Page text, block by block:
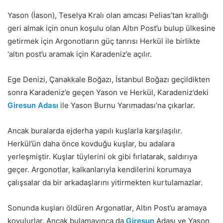
Yason (İason), Teselya Kralı olan amcası Pelias’tan krallığı
geri almak için onun koşulu olan Altın Post’u bulup ülkesine
getirmek için Argonotların güç tanrısı Herkül ile birlikte
‘altın post’u aramak için Karadeniz’e açılır.
Ege Denizi, Çanakkale Boğazı, İstanbul Boğazı geçildikten
sonra Karadeniz’e geçen Yason ve Herkül, Karadeniz’deki
Giresun Adası ile Yason Burnu Yarımadası’na çıkarlar.
Ancak buralarda ejderha yapılı kuşlarla karşılaşılır.
Herkül’ün daha önce kovduğu kuşlar, bu adalara
yerleşmiştir. Kuşlar tüylerini ok gibi fırlatarak, saldırıya
geçer. Argonotlar, kalkanlarıyla kendilerini korumaya
çalışsalar da bir arkadaşlarını yitirmekten kurtulamazlar.
Sonunda kuşları öldüren Argonatlar, Altın Post’u aramaya
koyulurlar. Ancak bulamayınca da Giresun Adası ve Yason